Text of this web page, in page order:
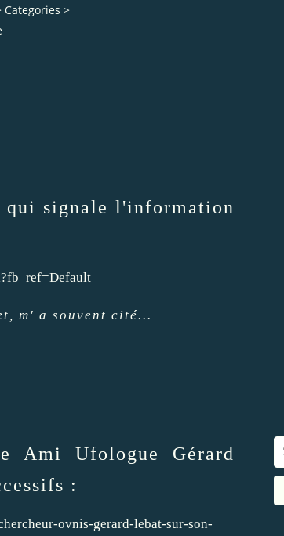
Categories >
qui signale l'information
m' a souvent cité...
Ami Ufologue Gérard
:
ovnis-gerard-lebat-sur-son-